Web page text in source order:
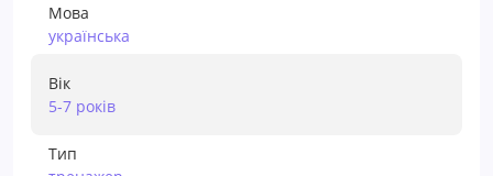
Мова
українська
Вік
5-7 рокiв
Тип